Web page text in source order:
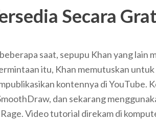
Secara
saat, sepupu Khan yang lain
itu, Khan memutuskan
kontennya di YouTube.
dan sekarang
Video tutorial direkam di